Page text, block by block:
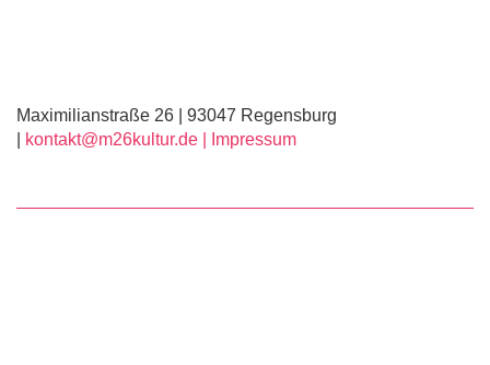
Maximilianstraße 26 | 93047 Regensburg
kontakt@m26kultur.de | Impressum